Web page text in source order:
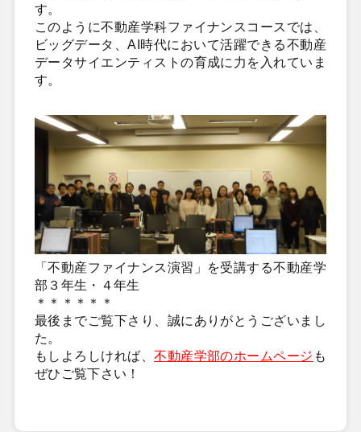
す。
このように不動産学科ファイナンスコースでは、
ビッグデータ、AI時代において活躍できる不動産
データサイエンティストの育成に力を入れていま
す。
「不動産ファイナンス演習」を受講する不動産学
部３年生・４年生
＊＊＊＊＊＊
最後までご覧下さり、誠にありがとうございまし
た。
もしよろしければ、不動産学部のホームページ も
ぜひご覧下さい！